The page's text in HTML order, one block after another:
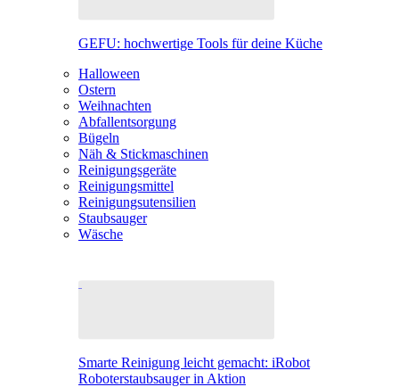
GEFU: hochwertige Tools für deine Küche
Halloween
Ostern
Weihnachten
Abfallentsorgung
Bügeln
Näh & Stickmaschinen
Reinigungsgeräte
Reinigungsmittel
Reinigungsutensilien
Staubsauger
Wäsche
Smarte Reinigung leicht gemacht: iRobot
Roboterstaubsauger in Aktion